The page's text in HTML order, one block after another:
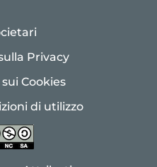
Privacy
Cookies
di utilizzo